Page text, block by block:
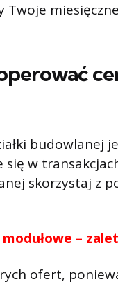
Twoje
budowlanej
w
skorzystaj z
–
ofert,